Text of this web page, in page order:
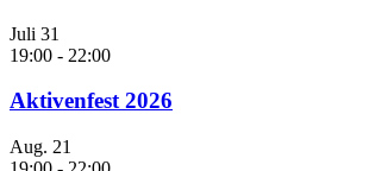
Juli 31
19:00 - 22:00
Aktivenfest 2026
Aug. 21